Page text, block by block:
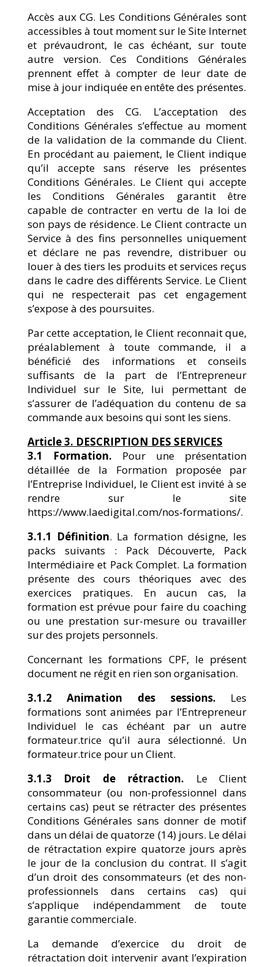
Accès aux CG. Les Conditions Générales sont
accessibles à tout moment sur le Site Internet
et prévaudront, le cas échéant, sur toute
autre version. Ces Conditions Générales
prennent effet à compter de leur date de
mise à jour indiquée en entête des présentes.
Acceptation des CG. L’acceptation des
Conditions Générales s’effectue au moment
de la validation de la commande du Client.
En procédant au paiement, le Client indique
qu’il accepte sans réserve les présentes
Conditions Générales. Le Client qui accepte
les Conditions Générales garantit être
capable de contracter en vertu de la loi de
son pays de résidence. Le Client contracte un
Service à des fins personnelles uniquement
et déclare ne pas revendre, distribuer ou
louer à des tiers les produits et services reçus
dans le cadre des différents Service. Le Client
qui ne respecterait pas cet engagement
s’expose à des poursuites.
Par cette acceptation, le Client reconnait que,
préalablement à toute commande, il a
bénéficié des informations et conseils
suffisants de la part de l’Entrepreneur
Individuel sur le Site, lui permettant de
s’assurer de l’adéquation du contenu de sa
commande aux besoins qui sont les siens.
Article 3. DESCRIPTION DES SERVICES
3.1 Formation. Pour une présentation
détaillée de la Formation proposée par
l’Entreprise Individuel, le Client est invité à se
rendre sur le site
https://www.laedigital.com/nos-formations/.
3.1.1 Définition. La formation désigne, les
packs suivants : Pack Découverte, Pack
Intermédiaire et Pack Complet. La formation
présente des cours théoriques avec des
exercices pratiques. En aucun cas, la
formation est prévue pour faire du coaching
ou une prestation sur-mesure ou travailler
sur des projets personnels.
Concernant les formations CPF, le présent
document ne régit en rien son organisation.
3.1.2 Animation des sessions. Les
formations sont animées par l’Entrepreneur
Individuel le cas échéant par un autre
formateur.trice qu’il aura sélectionné. Un
formateur.trice pour un Client.
3.1.3 Droit de rétraction. Le Client
consommateur (ou non-professionnel dans
certains cas) peut se rétracter des présentes
Conditions Générales sans donner de motif
dans un délai de quatorze (14) jours. Le délai
de rétractation expire quatorze jours après
le jour de la conclusion du contrat. Il s’agit
d’un droit des consommateurs (et des non-
professionnels dans certains cas) qui
s’applique indépendamment de toute
garantie commerciale.
La demande d’exercice du droit de
rétractation doit intervenir avant l’expiration